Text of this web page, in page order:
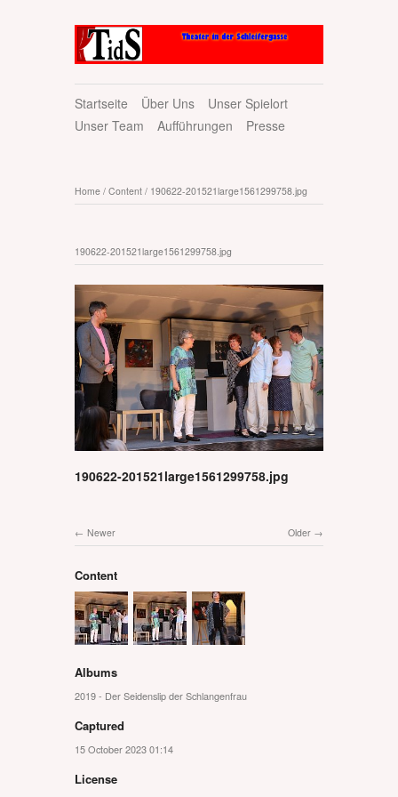
Startseite Über Uns
Unser Spielort
Unser Team
Aufführungen Presse
Home / Content / 190622-201521large1561299758.jpg
190622-201521large1561299758.jpg
190622-201521large1561299758.jpg
Older
Newer
Content
Albums
2019 - Der Seidenslip der Schlangenfrau
Captured
15 October 2023 01:14
License